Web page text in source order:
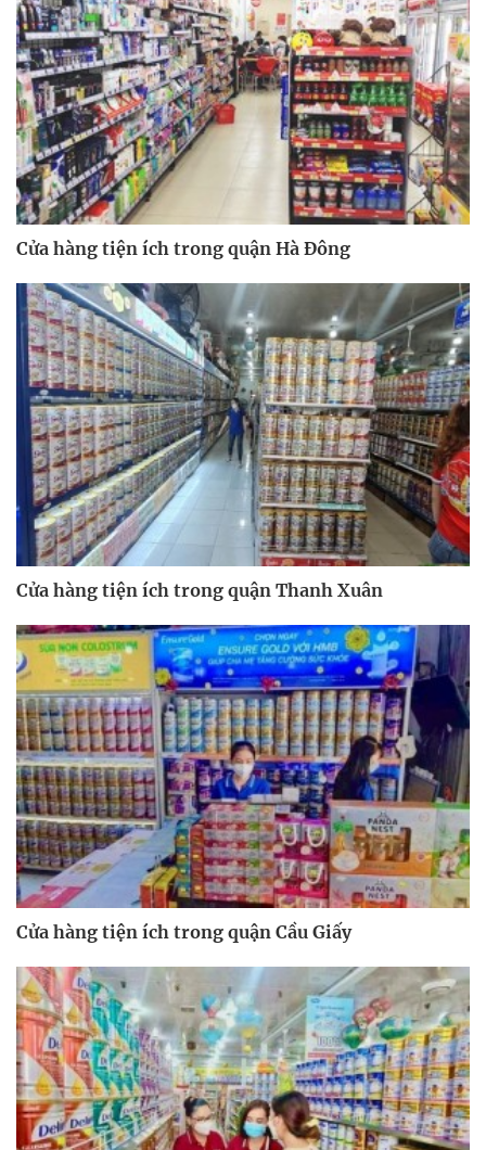
Cửa hàng tiện ích trong quận Hà Đông
Cửa hàng tiện ích trong quận Thanh Xuân
Cửa hàng tiện ích trong quận Cầu Giấy